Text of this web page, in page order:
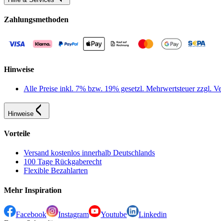
Zahlungsmethoden
Hinweise
Alle Preise inkl. 7% bzw. 19% gesetzl. Mehrwertsteuer zzgl.
Hinweise
Vorteile
Versand kostenlos innerhalb Deutschlands
100 Tage Rückgaberecht
Flexible Bezahlarten
Mehr Inspiration
Facebook Instagram Youtube
Linkedin